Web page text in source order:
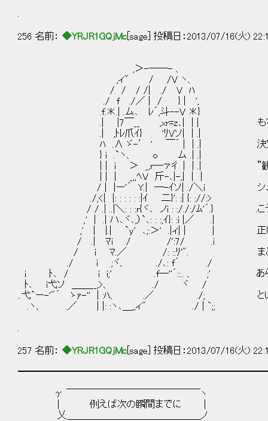
256 名前： ◆YRJR1GQjMc [sage] 投稿日：2013/07/16(火)
,＞-――- 、
,ィ" / /V ヽ、
/ / / /| ./ V ﾊ
./ f ./／ | / } | ',
.f.＊.| .ム､ ﾚ´,斗--V ＊}
.| |7￣__ ,xr=z､| | | もちろん”観測
.| ,ﾄﾚ爪ｲ} 'ﾘVソ| | .|
ﾊ .∧ ゞ-′ ' ￣´ | | .| 決定する…
} i .`ヽ、 o ム .| .|
| | i ＞ _,r―ァ彳 | | .| ”観測するまで
| | | _,,ﾍV 斤-､|-,| | |
/ | |ー'´ Y.| ―-ｲソ| ./＼i シュレディ
./,<| |: : : : : :|ｲ 二}': :| {: ://:>
/ / .| ..|＼: : :r{ヾ､ ノi : :/./:/ﾑ'´.} .こういう
,' | .| ハ､ヾ､,）`､: : :,ｲ}: :i |／ .|
,' | |.| `y' ､;:＞' .|ィ| | | 正しい用途
/ .| ﾏi / /':7/ .i
/ i ﾏ.／ /: ::ﾘ'". まとめると”世界
./ i ;ヾ、 ./､: f´ ./
i ﾄ､ / i i;' .f―''´::.. 、 ;' あらゆる可能性
ﾄ､ i弋ソ ＿＿__,>、 ./ ヾ /
..弋`ー-'"´ ゝｧ-'' | :ﾊ、 .／ ./; という
.ヽ、 .／ | |: :ヽ､＿,,ィ" ./ | `;;
257 名前： ◆YRJR1GQjMc [sage] 投稿日：2013/07/16(火)
γ ￣￣￣￣￣￣￣￣￣￣￣￣￣￣ヽ
｜ 例えば次の瞬間までに |
乂＿＿＿＿＿＿＿＿＿＿＿＿＿＿ノ